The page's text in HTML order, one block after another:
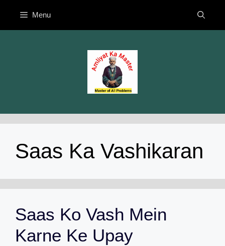
content
Menu
Saas Ka Vashikaran
Saas Ko Vash Mein
Karne Ke Upay